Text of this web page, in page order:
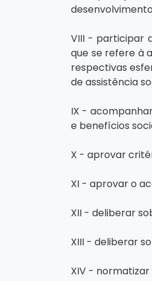
VIII - participar
que se refere à
respectivas
de assistência
IX -
e benefícios
X - aprovar
XI - aprovar o
XII - deliberar
XIII - deliberar
XIV -